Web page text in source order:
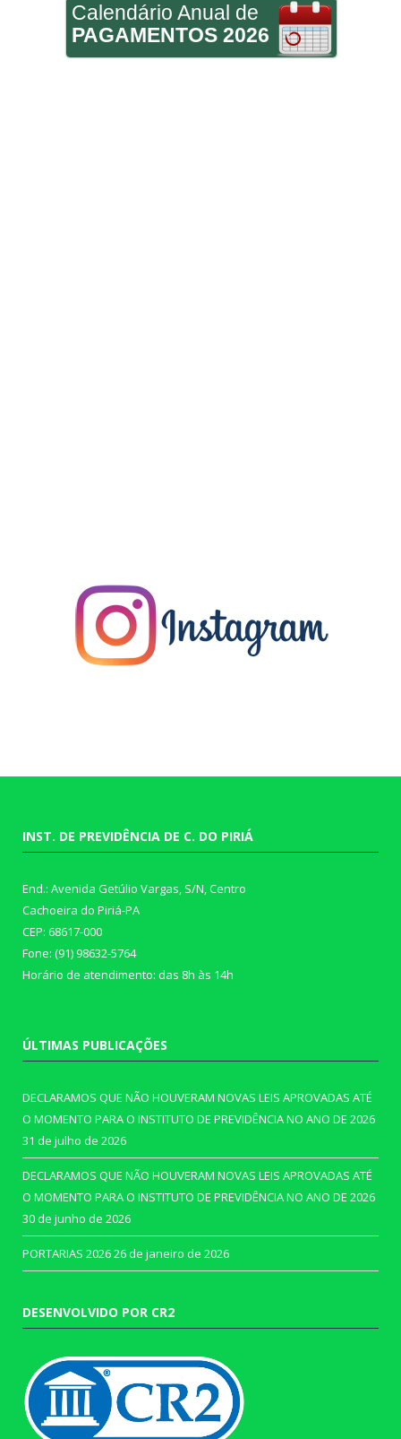
Calendário Anual de
PAGAMENTOS 2026
INST. DE PREVIDÊNCIA DE C. DO PIRIÁ
End.: Avenida Getúlio Vargas, S/N, Centro
Cachoeira do Piriá-PA
CEP: 68617-000
Fone: (91) 98632-5764
Horário de atendimento: das 8h às 14h
ÚLTIMAS PUBLICAÇÕES
DECLARAMOS QUE NÃO HOUVERAM NOVAS LEIS APROVADAS ATÉ
O MOMENTO PARA O INSTITUTO DE PREVIDÊNCIA NO ANO DE 2026
31 de julho de 2026
DECLARAMOS QUE NÃO HOUVERAM NOVAS LEIS APROVADAS ATÉ
O MOMENTO PARA O INSTITUTO DE PREVIDÊNCIA NO ANO DE 2026
30 de junho de 2026
PORTARIAS 202626 de janeiro de 2026
DESENVOLVIDO POR CR2